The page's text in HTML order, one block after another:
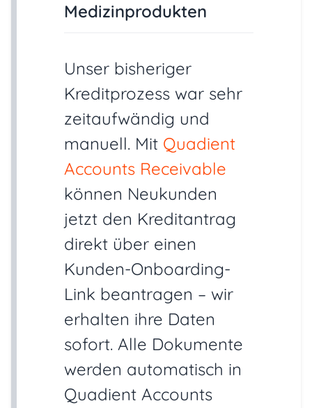
Medizinprodukten
Unser bisheriger
Kreditprozess war sehr
zeitaufwändig und
manuell. Mit Quadient
Accounts Receivable
können Neukunden
jetzt den Kreditantrag
direkt über einen
Kunden-Onboarding-
Link beantragen – wir
erhalten ihre Daten
sofort. Alle Dokumente
werden automatisch in
Quadient Accounts